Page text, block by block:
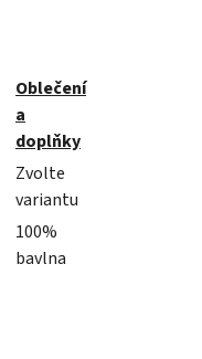
Oblečení
a
doplňky
Zvolte
variantu
100%
bavlna